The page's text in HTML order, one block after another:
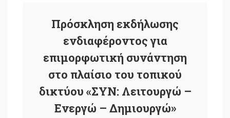
Πρόσκληση εκδήλωσης
ενδιαφέροντος για
επιμορφωτική συνάντηση
στο πλαίσιο του τοπικού
δικτύου «ΣΥΝ: Λειτουργώ –
Ενεργώ – Δημιουργώ»